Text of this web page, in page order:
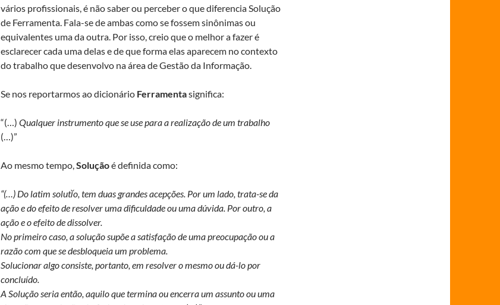
vários profissionais, é não saber ou perceber o que diferencia Solução
de Ferramenta. Fala-se de ambas como se fossem sinônimas ou
equivalentes uma da outra. Por isso, creio que o melhor a fazer é
esclarecer cada uma delas e de que forma elas aparecem no contexto
do trabalho que desenvolvo na área de Gestão da Informação.
Se nos reportarmos ao dicionário Ferramentasignifica:
“(…) Qualquer instrumento que se use para a realização de um trabalho
(…)”
Ao mesmo tempo,Soluçãoé definida como:
“(…) Do latim solutĭo, tem duas grandes acepções. Por um lado, trata-se da
ação e do efeito de resolver uma dificuldade ou uma dúvida. Por outro, a
ação e o efeito de dissolver.
No primeiro caso, a solução supõe a satisfação de uma preocupação ou a
razão com que se desbloqueia um problema.
Solucionar algo consiste, portanto, em resolver o mesmo ou dá-lo por
concluído.
A Solução seria então, aquilo que termina ou encerra um assunto ou uma